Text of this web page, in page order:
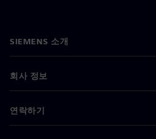
SIEMENS 소개
회사 정보
연락하기